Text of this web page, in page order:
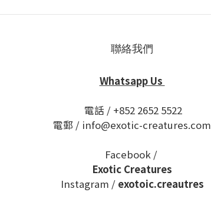
聯絡我們
Whatsapp Us
電話 / +852 2652 5522
電郵 / info@exotic-creatures.com
Facebook /
Exotic Creatures
Instagram / exotoic.creautres